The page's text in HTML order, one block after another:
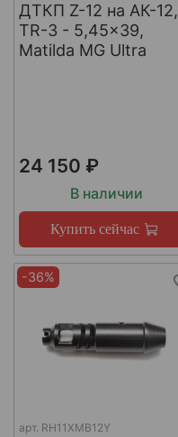
ДТКП Z-12 на АК-12,
TR-3 - 5,45x39,
Matilda MG Ultra
24 150 ₽
В наличии
Купить сейчас
-36%
арт. RH11XMB12Y